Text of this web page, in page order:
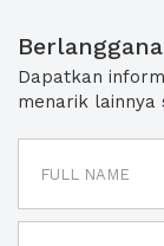
Dapatkan
menarik lainnya